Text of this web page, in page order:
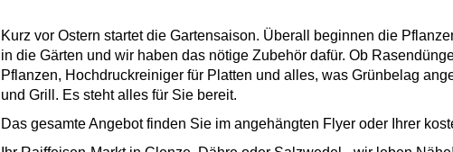
Kurz vor Ostern startet die Gartensaison. Überall beginnen die
in die Gärten und wir haben das nötige Zubehör dafür. Ob
Pflanzen, Hochdruckreiniger für Platten und alles, was Grünbelag
und Grill. Es steht alles für Sie bereit.
Das gesamte Angebot finden Sie im angehängten Flyer oder Ihrer